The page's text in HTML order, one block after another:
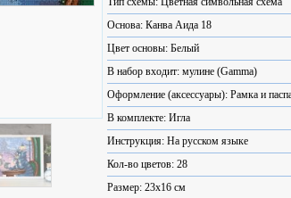
Основа: Канва Аида 18
Цвет основы: Белый
В набор входит: мулине (Gamma)
Оформление (аксессуары): Рамка и
В комплекте: Игла
Инструкция: На русском языке
Кол-во цветов: 28
Размер: 23x16 см